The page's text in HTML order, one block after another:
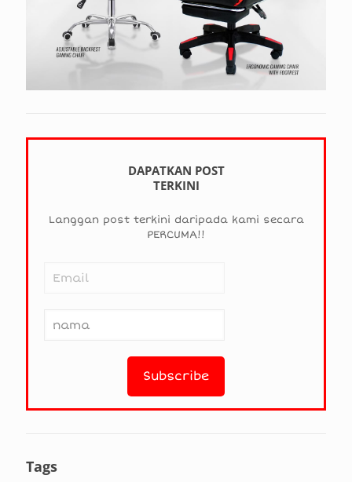
DAPATKAN POST
TERKINI
Langgan post terkini daripada kami secara
PERCUMA!!
Tags